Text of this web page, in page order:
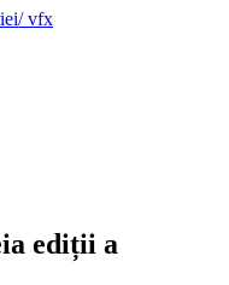
vfx
ediții a